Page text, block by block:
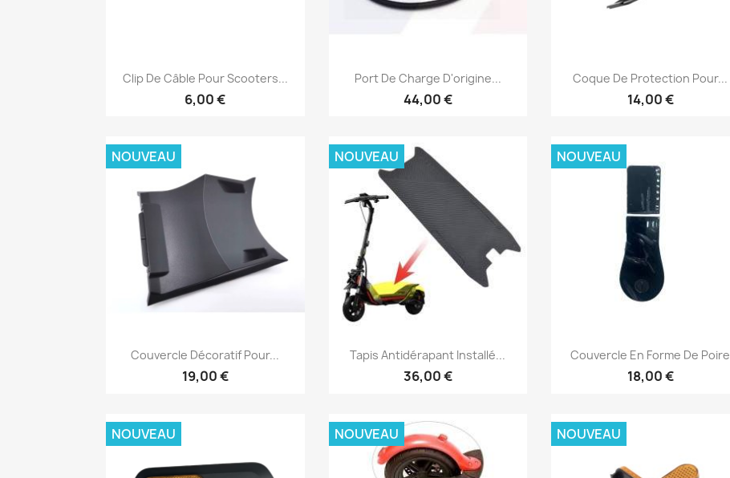
Aperçu rapide
Clip De Câble Pour Scooters...
6,00 €
Aperçu rapide
Port De Charge D'origine...
44,00 €
Aperçu rapide
Coque De Protection Pour...
14,00 €
Aperçu rapide
Couvercle Décoratif Pour...
19,00 €
NOUVEAU
Aperçu rapide
Tapis Antidérapant Installé...
36,00 €
NOUVEAU
Aperçu rapide
Couvercle En Forme De Poire
18,00 €
NOUVEAU
NOUVEAU NOUVEAU NOUVEAU